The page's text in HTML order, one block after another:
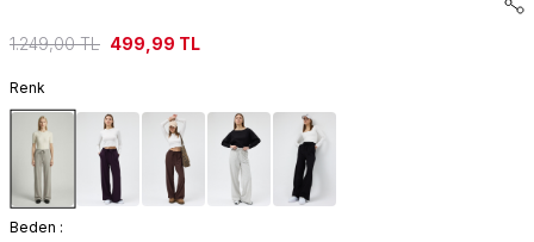
1.249,00TL 499,99 TL
Renk
Beden :